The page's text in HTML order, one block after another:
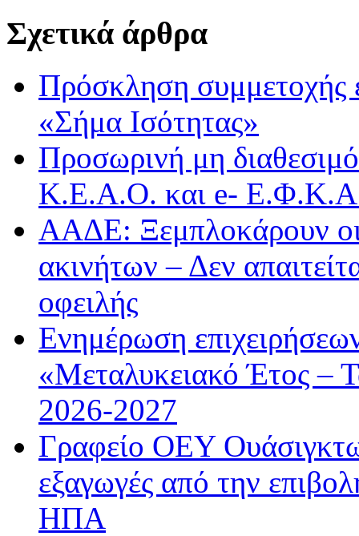
Σχετικά άρθρα
Πρόσκληση συμμετοχής
«Σήμα Ισότητας»
Προσωρινή μη
Κ.Ε.Α.Ο. και e- Ε.Φ.Κ.Α.
ΑΑΔΕ: Ξεμπλοκάρουν οι
ακινήτων – Δεν
οφειλής
Ενημέρωση
«Μεταλυκειακό Έτος –
2026-2027
Γραφείο ΟΕΥ
εξαγωγές από την
ΗΠΑ